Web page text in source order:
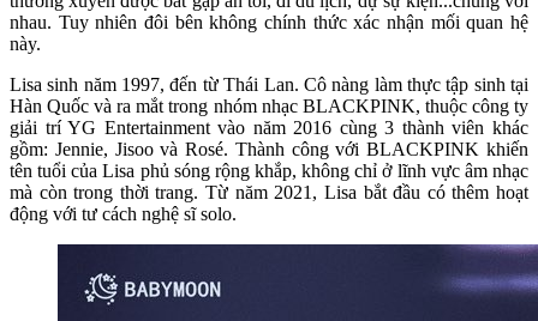
nhau. Tuy nhiên đôi bên không chính thức xác nhận mối quan hệ
này.
Lisa sinh năm 1997, đến từ Thái Lan. Cô nàng làm thực tập sinh tại
Hàn Quốc và ra mắt trong nhóm nhạc BLACKPINK, thuộc công ty
giải trí YG Entertainment vào năm 2016 cùng 3 thành viên khác
gồm: Jennie, Jisoo và Rosé. Thành công với BLACKPINK khiến
tên tuổi của Lisa phủ sóng rộng khắp, không chỉ ở lĩnh vực âm nhạc
mà còn trong thời trang. Từ năm 2021, Lisa bắt đầu có thêm hoạt
động với tư cách nghệ sĩ solo.